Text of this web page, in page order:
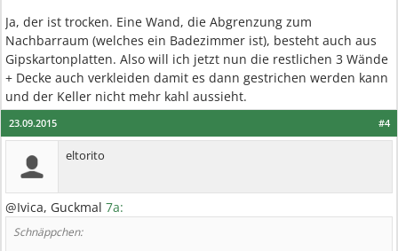
Ja, der ist trocken. Eine Wand, die Abgrenzung zum
Nachbarraum (welches ein Badezimmer ist), besteht auch aus
Gipskartonplatten. Also will ich jetzt nun die restlichen 3 Wände
+ Decke auch verkleiden damit es dann gestrichen werden kann
und der Keller nicht mehr kahl aussieht.
#4
23.09.2015
eltorito
@Ivica, Guckmal 7a:
Schnäppchen: